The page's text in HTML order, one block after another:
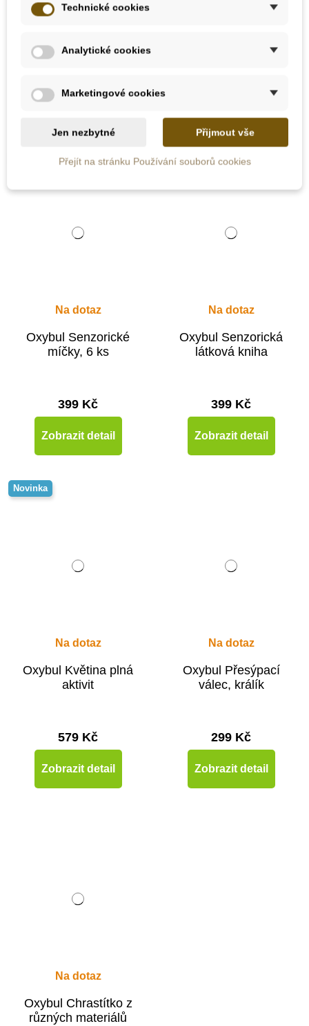
Oxybul Plyšová
panenka Lisette
Přidat do košíku
Oxybul Chrastítka na
Na dotaz
Oxybul Senzorické
míčky, 6 ks
399 Kč
Zobrazit detail
Na dotaz
Oxybul Senzorická
látková kniha
399 Kč
Zobrazit detail
Novinka
Na dotaz
Oxybul Květina plná
aktivit
579 Kč
Zobrazit detail
Na dotaz
Oxybul Přesýpací
válec, králík
299 Kč
Zobrazit detail
Na dotaz
Oxybul Chrastítko z
různých materiálů
Technické cookies
Analytické cookies
Marketingové cookies
Jen nezbytné Přijmout vše
Přejít na stránku Používání souborů cookies